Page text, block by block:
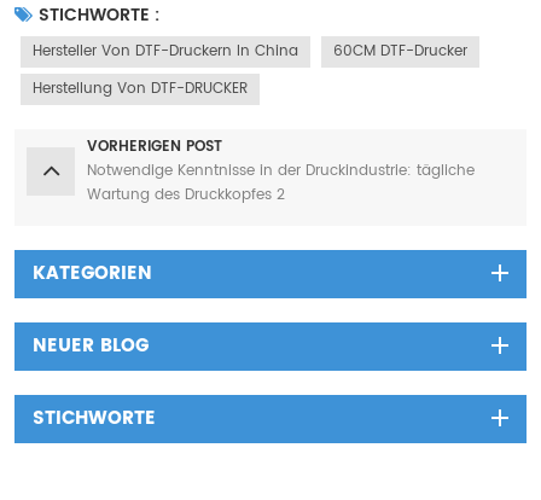
STICHWORTE :
Hersteller Von DTF-Druckern In China
60CM DTF-Drucker
Herstellung Von DTF-DRUCKER
VORHERIGEN POST
Notwendige Kenntnisse in der Druckindustrie: tägliche
Wartung des Druckkopfes 2
KATEGORIEN
NEUER BLOG
STICHWORTE